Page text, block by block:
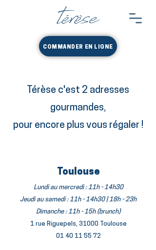
COMMANDER EN LIGNE
Térèse c'est 2 adresses
gourmandes,
pour encore plus vous régaler !
Toulouse
Lundi au mercredi : 11h - 14h30
Jeudi au samedi : 11h - 14h30 | 18h - 23h
Dimanche : 11h - 15h (brunch)
1 rue Riguepels, 31000 Toulouse
01 40 11 55 72